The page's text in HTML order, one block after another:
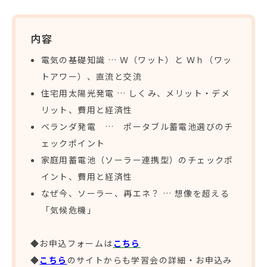
内容
電気の基礎知識 … Ｗ（ワット）と Ｗｈ（ワッ
トアワー）、直流と交流
住宅用太陽光発電 … しくみ、メリット・デメ
リット、費用と経済性
ベランダ発電 … ポータブル蓄電池選びのチ
ェックポイント
家庭用蓄電池（ソーラー連携型）のチェックポ
イント、費用と経済性
なぜ今、ソーラー、再エネ？ … 想像を超える
「気候危機」
◆お申込フォームは こちら
◆こちら のサイトからも学習会の詳細・お申込み